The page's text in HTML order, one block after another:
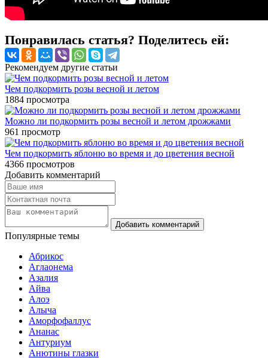
Понравилась статья? Поделитесь ей:
Рекомендуем другие статьи
Чем подкормить розы весной и летом
1884 просмотра
Можно ли подкормить розы весной и летом дрожжами
961 просмотр
Чем подкормить яблоню во время и до цветения весной
4366 просмотров
Добавить комментарий
Популярные темы
Абрикос
Аглаонема
Азалия
Айва
Алоэ
Алыча
Аморфофаллус
Ананас
Антуриум
Анютины глазки